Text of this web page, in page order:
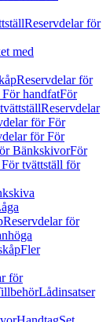
Reservdelar för
med
Reservdelar för
handfatFör
Reservdelar
för För
för För
BänkskivorFör
tvättställ för
Reservdelar för
Fler
för
Lådinsatser